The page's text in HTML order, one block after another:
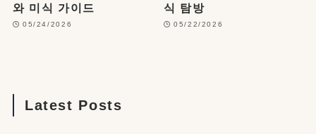
와 미식 가이드
05/24/2026
식 탐방
05/22/2026
Latest Posts